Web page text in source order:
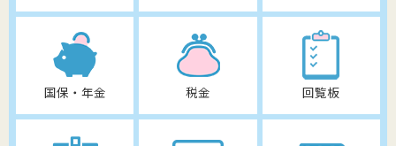
国保・年金 税金 回覧板